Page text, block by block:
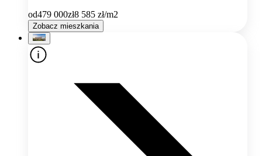
od479 000zł8 585 zł/m2
Zobacz mieszkania